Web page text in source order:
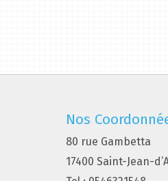
Nos
80 rue Gambetta
17400 Saint-Jean-